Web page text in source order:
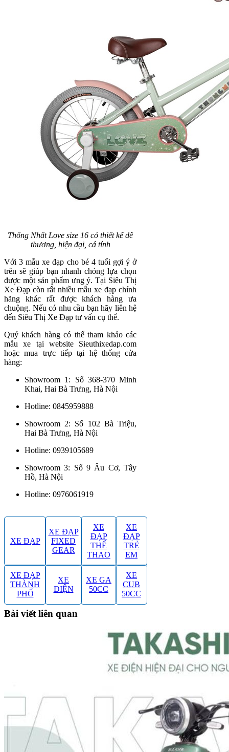
Thống Nhất Love size 16 có thiết kế dễ
thương, hiện đại, cá tính
Với 3 mẫu xe đạp cho bé 4 tuổi gợi ý ở
trên sẽ giúp bạn nhanh chóng lựa chọn
được một sản phẩm ưng ý. Tại Siêu Thị
Xe Đạp còn rất nhiều mẫu xe đạp chính
hãng khác rất được khách hàng ưa
chuộng. Nếu có nhu cầu bạn hãy liên hệ
đến Siêu Thị Xe Đạp tư vấn cụ thể.
Quý khách hàng có thể tham khảo các
mẫu xe tại website Sieuthixedap.com
hoặc mua trực tiếp tại hệ thống cửa
hàng:
Showroom 1: Số 368-370 Minh
Khai, Hai Bà Trưng, Hà Nội
Hotline: 0845959888
Showroom 2: Số 102 Bà Triệu,
Hai Bà Trưng, Hà Nội
Hotline: 0939105689
Showroom 3: Số 9 Âu Cơ, Tây
Hồ, Hà Nội
Hotline: 0976061919
XE ĐẠP
XE ĐẠP
FIXED
GEAR
XE
ĐẠP
THỂ
THAO
XE
ĐẠP
TRẺ
EM
XE ĐẠP
THÀNH
PHỐ
XE
ĐIỆN
XE GA
50CC
XE
CUB
50CC
Bài viết liên quan